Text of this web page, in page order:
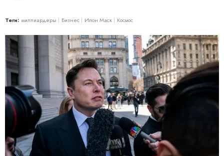
Теги: миллиардеры Бизнес Илон Маск Космос